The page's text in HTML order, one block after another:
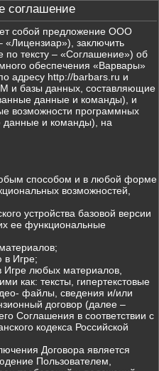
соглашение
собой предложение ООО
заключить
по тексту – «Соглашение») об
обеспечения «Варвары»
адресу http://barbars.ru и
и базы данных, составляющие
данные и команды), и
возможности программных
данные и команды), на
способом и в любой форме
возможностей,
устройства базовой версии
ее функциональные
в Игре;
любых материалов,
как: тексты, гипертекстовые
файлы, сведения и/или
договор (далее –
Соглашения в соответствии с
кодекса Российской
Договора является
Пользователем,